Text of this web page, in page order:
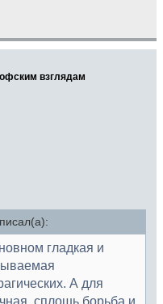
взглядам
писал(а):
гладкая и
А для
сплошь борьба и